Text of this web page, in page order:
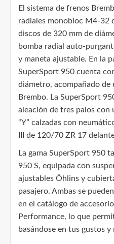
El sistema de frenos
radiales monobloc M4-32
discos de 320 mm de
bomba radial auto-
y maneta ajustable. En la
SuperSport 950 cuenta
diámetro, acompañado de
Brembo. La SuperSport
aleación de tres palos con
“Y” calzadas con
III de 120/70 ZR 17
La gama SuperSport 950
950 S, equipada con
ajustables Öhlins y
pasajero. Ambas se
en el catálogo de
Performance, lo que
basándose en tus gustos y